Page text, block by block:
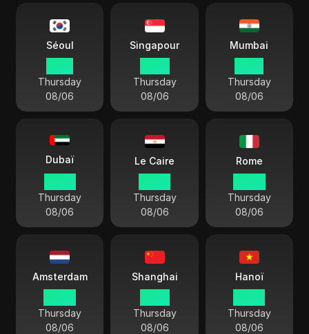
Séoul
Thursday
08/06
Singapour
Thursday
08/06
Mumbai
Thursday
08/06
Dubaï
Thursday
08/06
Le Caire
Thursday
08/06
Rome
Thursday
08/06
Amsterdam
Thursday
08/06
Shanghai
Thursday
08/06
Hanoï
Thursday
08/06